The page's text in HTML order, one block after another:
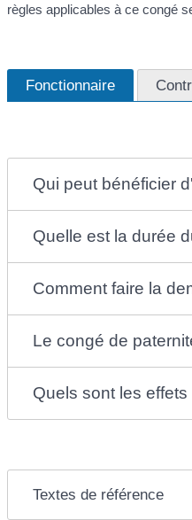
règles applicables à ce congé
Fonctionnaire
Qui peut bénéficier
Quelle est la durée
Comment faire la
Le congé de
Quels sont les
Textes de référence